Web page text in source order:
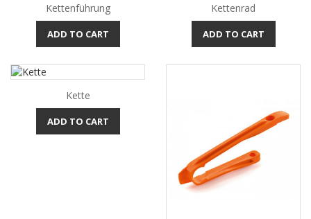
Kettenführung
ADD TO CART
Kettenrad
ADD TO CART
Kette
ADD TO CART